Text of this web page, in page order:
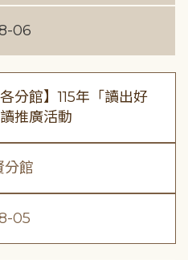
06
分館】115年「讀出好
推廣活動
分館
05